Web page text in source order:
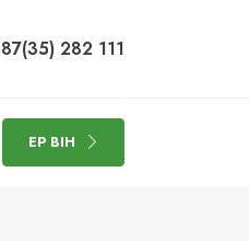
282 111
EP BIH